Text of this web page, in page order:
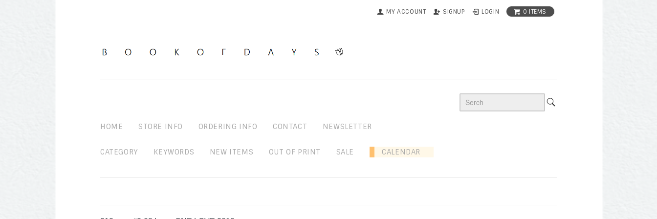
MY ACCOUNT SIGNUP LOGIN 0 ITEMS
HOME STORE INFO ORDERING INFO CONTACT NEWSLETTER
CATEGORY KEYWORDS NEW ITEMS OUT OF PRINT SALE CALENDAR